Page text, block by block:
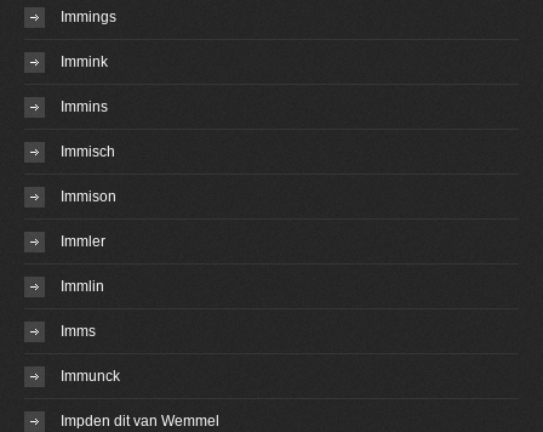
Immings
Immink
Immins
Immisch
Immison
Immler
Immlin
Imms
Immunck
Impden dit van Wemmel